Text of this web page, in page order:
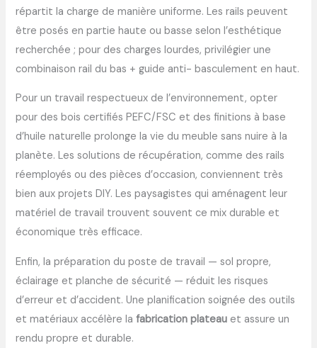
répartit la charge de manière uniforme. Les rails peuvent
être posés en partie haute ou basse selon l’esthétique
recherchée ; pour des charges lourdes, privilégier une
combinaison rail du bas + guide anti- basculement en haut.
Pour un travail respectueux de l’environnement, opter
pour des bois certifiés PEFC/FSC et des finitions à base
d’huile naturelle prolonge la vie du meuble sans nuire à la
planète. Les solutions de récupération, comme des rails
réemployés ou des pièces d’occasion, conviennent très
bien aux projets DIY. Les paysagistes qui aménagent leur
matériel de travail trouvent souvent ce mix durable et
économique très efficace.
Enfin, la préparation du poste de travail — sol propre,
éclairage et planche de sécurité — réduit les risques
d’erreur et d’accident. Une planification soignée des outils
et matériaux accélère lafabrication plateau et assure un
rendu propre et durable.